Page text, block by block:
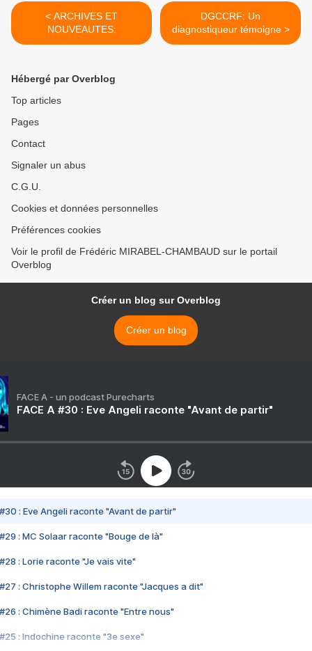
< ARCHIVES ET
NOUVEAUTES:
DGCCRF: Un
diagnostiqueur témoigne >
Hébergé par Overblog
Top articles
Pages
Contact
Signaler un abus
C.G.U.
Cookies et données personnelles
Préférences cookies
Voir le profil de Frédéric MIRABEL-CHAMBAUD sur le portail
Overblog
Créer un blog sur Overblog
Créer un blog
FACE A - un podcast Purecharts
FACE A #30 : Eve Angeli raconte "Avant de partir"
#30 : Eve Angeli raconte "Avant de partir"
#29 : MC Solaar raconte "Bouge de là"
#28 : Lorie raconte "Je vais vite"
#27 : Christophe Willem raconte "Jacques a dit"
#26 : Chimène Badi raconte "Entre nous"
#25 : Indochine raconte "3e sexe"